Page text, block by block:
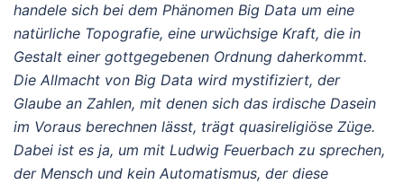
handele sich bei dem Phänomen Big Data um eine
natürliche Topografie, eine urwüchsige Kraft, die in
Gestalt einer gottgegebenen Ordnung daherkommt.
Die Allmacht von Big Data wird mystifiziert, der
Glaube an Zahlen, mit denen sich das irdische Dasein
im Voraus berechnen lässt, trägt quasireligiöse Züge.
Dabei ist es ja, um mit Ludwig Feuerbach zu sprechen,
der Mensch und kein Automatismus, der diese